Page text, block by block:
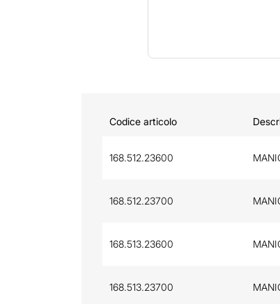
Codice articolo
168.512.23600
168.512.23700
168.513.23600
168.513.23700